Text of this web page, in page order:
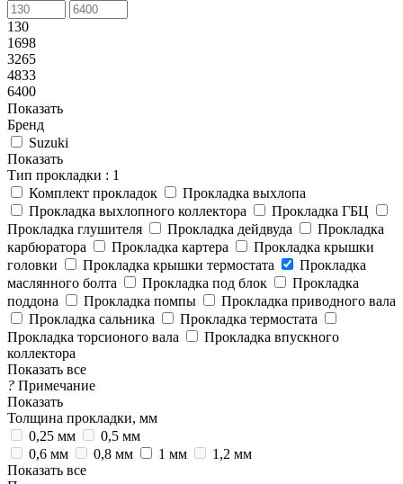
130
1698
3265
4833
6400
Показать
Бренд
Suzuki
Показать
Тип прокладки : 1
Комплект прокладок
Прокладка выхлопа
Прокладка выхлопного коллектора
Прокладка ГБЦ
Прокладка глушителя
Прокладка дейдвуда
Прокладка
карбюратора
Прокладка картера
Прокладка крышки
головки
Прокладка крышки термостата
Прокладка
маслянного болта
Прокладка под блок
Прокладка
поддона
Прокладка помпы
Прокладка приводного вала
Прокладка сальника
Прокладка термостата
Прокладка торсионого вала
Прокладка впускного
коллектора
Показать все
? Примечание
Показать
Толщина прокладки, мм
0,25 мм
0,5 мм
0,6 мм
0,8 мм 1 мм
1,2 мм
Показать все